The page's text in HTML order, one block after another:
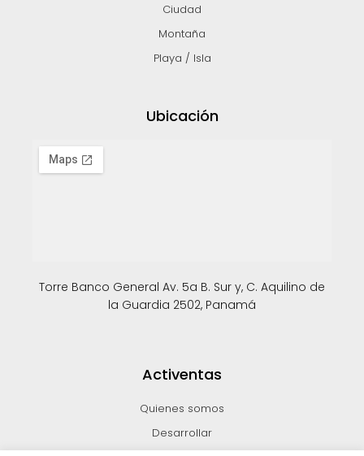
Ciudad
Montaña
Playa / Isla
Ubicación
Torre Banco General Av. 5a B. Sur y, C. Aquilino de
la Guardia 2502, Panamá
Activentas
Quienes somos
Desarrollar